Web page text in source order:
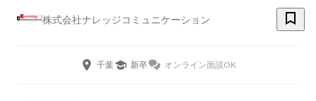
株式会社ナレッジコミュニケーション
千葉 新卒 オンライン面談OK